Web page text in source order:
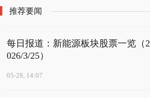
推荐要闻
每日报道：新能源板块股票一览（2
026/3/25）
05-28, 14:07